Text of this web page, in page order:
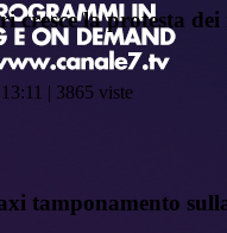
cresce la protesta
| 3865 viste
tamponamento